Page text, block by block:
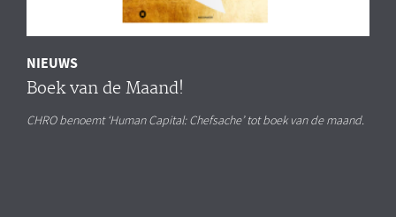
NIEUWS
Boek van de Maand!
CHRO benoemt ‘Human Capital: Chefsache’ tot boek van de maand.